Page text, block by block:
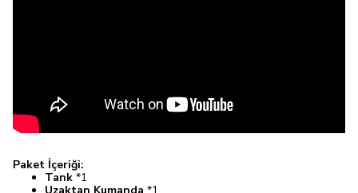
Paket İçeriği:
Tank *1